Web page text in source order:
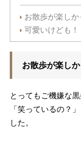
お散歩が楽し
可愛いけども！
お散歩が楽し
とってもご機嫌な
「笑っているの？
した。